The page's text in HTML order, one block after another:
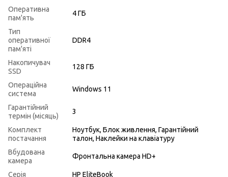
Оперативна
пам'ять
4 ГБ
Тип
оперативної
пам'яті
DDR4
Накопичувач
SSD
128 ГБ
Операційна
система
Windows 11
Гарантійний
термін (місяць)
3
Комплект
постачання
Ноутбук, Блок живлення, Гарантійний
талон, Наклейки на клавіатуру
Вбудована
камера
Фронтальна камера HD+
Серія HP EliteBook